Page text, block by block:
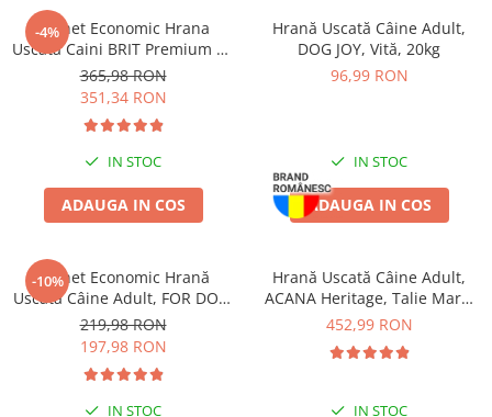
Uscată
Umedă
Recompense Pisici
Cremoase
Semi-umede
Proteice
Umede
Așternut Igienic Pisici
Igienă Pisici
Antiparazitare Pisici
Vitamine Pisici
-4%
Pachet Economic Hrana
Uscata Caini BRIT Premium by
Nature Giant Adult 2x15kg
365,98 RON
351,34 RON
IN STOC
ADAUGA IN COS
Hrană Uscată Câine Adult,
DOG JOY, Vită, 20kg
96,99 RON
IN STOC
ADAUGA IN COS
-10%
Pachet Economic Hrană
Uscată Câine Adult, FOR DOG,
Talie Mică, Pasăre, 10kg
219,98 RON
197,98 RON
IN STOC
Hrană Uscată Câine Adult,
ACANA Heritage, Talie Mare,
17kg
452,99 RON
IN STOC